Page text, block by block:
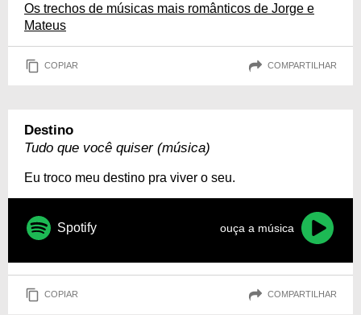
Os trechos de músicas mais românticos de Jorge e
Mateus
COPIAR COMPARTILHAR
Destino
Tudo que você quiser (música)
Eu troco meu destino pra viver o seu.
Spotify ouça a música
COPIAR COMPARTILHAR